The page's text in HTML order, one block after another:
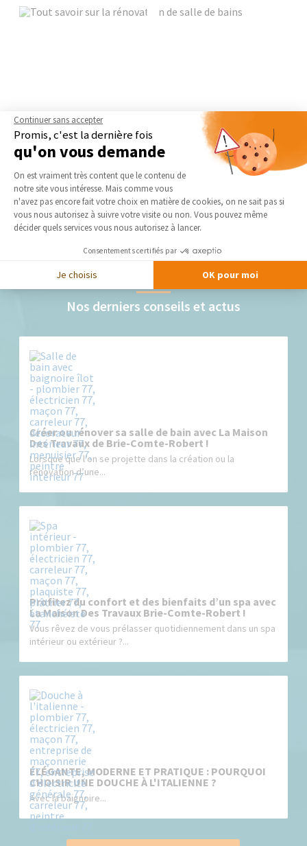
Nos derniers conseils et actus
Créer ou rénover sa salle de bain avec La Maison
Des Travaux de Brie-Comte-Robert !
Lorsque que l’on se projette dans la création ou la
rénovation d’une...
Profitez du confort et des bienfaits d’un spa avec
La Maison Des Travaux Brie-Comte-Robert !
Vous rêvez de vous prélasser quotidiennement dans un spa
intérieur ou extérieur ?...
ÉLÉGANTE, MODERNE ET PRATIQUE : POURQUOI
CHOISIR UNE DOUCHE À L'ITALIENNE ?
Avec la baignoire...
Continuer sans accepter
Promis, c'est la dernière fois
qu'on vous demande
Plateforme de Gestion du
On est vraiment très content que le contenu de
notre site vous intéresse. Mais comme vous
n'avez pas encore fait votre choix en matière de cookies, on ne sait pas si
vous nous autorisez à suivre votre visite ou non. Vous pouvez même
décider quels services vous nous autorisez à lancer.
Consentements certifiés par
Je choisis OK pour moi
Axeptio consent